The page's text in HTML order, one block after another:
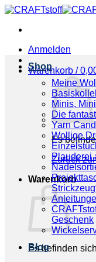
Zum
springen
Anmelden
Warenkorb /
Es
Zurück
Warenkorb
Es befinden
Shop
Meine
Minis,
Die
Yarn
Wollige
Plauderei
Geschenk
Blog